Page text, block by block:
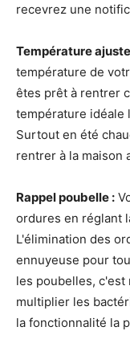
recevrez une
Température
température de
êtes prêt à rentrer
température idéale
Surtout en été
rentrer à la maison
Rappel poubelle :
ordures en réglant
L'élimination des
ennuyeuse pour
les poubelles,
multiplier les
la fonctionnalité la